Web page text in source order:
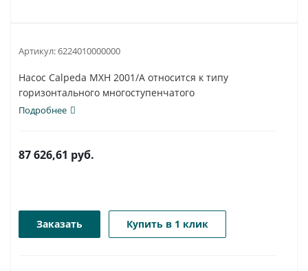
Артикул:6224010000000
Насос Calpeda MXH 2001/A относится к типу
горизонтального многоступенчатого
водонапорного...
Подробнее
87 626,61 руб.
Заказать Купить в 1 клик